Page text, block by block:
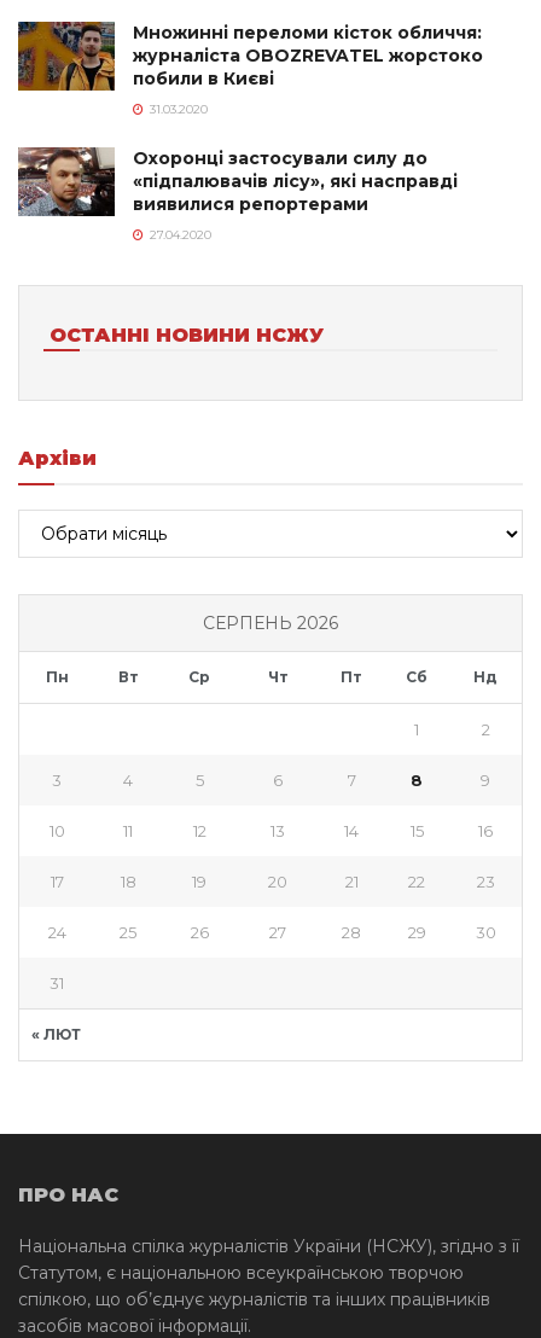
Множинні переломи кісток обличчя:
журналіста OBOZREVATEL жорстоко
побили в Києві
31.03.2020
Охоронці застосували силу до
«підпалювачів лісу», які насправді
виявилися репортерами
27.04.2020
ОСТАННІ НОВИНИ НСЖУ
Архіви
Архіви
СЕРПЕНЬ 2026
Пн Вт Ср Чт Пт Сб Нд
« ЛЮТ
1 2
3 4 5 6 7 8 9
10 11 12 13 14 15 16
17 18 19 20 21 22 23
24 25 26 27 28 29 30
31
ПРО НАС
Національна спілка журналістів України (НСЖУ), згідно з її
Статутом, є національною всеукраїнською творчою
спілкою, що об’єднує журналістів та інших працівників
засобів масової інформації.